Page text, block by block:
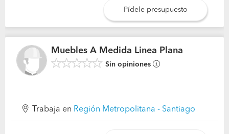
Pídele presupuesto
Muebles A Medida Linea Plana
Sin opiniones
Trabaja en Región Metropolitana - Santiago